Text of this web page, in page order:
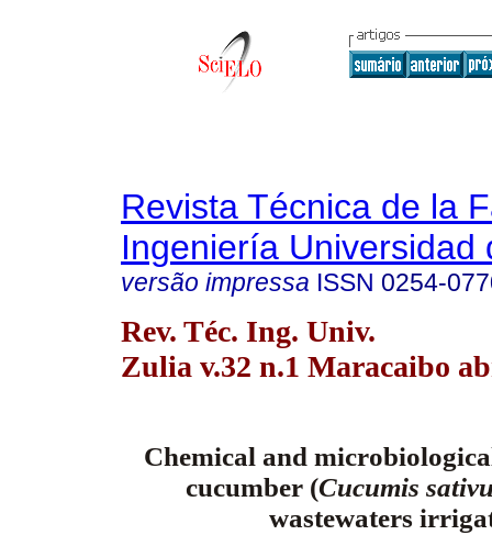
Revista Técnica de la
Ingeniería Universidad
versão impressa ISSN 0254-
Rev. Téc. Ing. Univ.
Zulia v.32 n.1 Maracaibo
Chemical and
cucumber (Cucumis
wastewaters